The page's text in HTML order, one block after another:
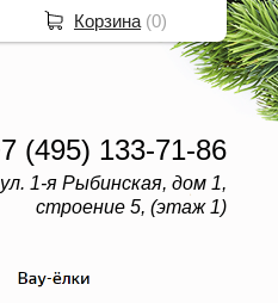
(495) 133-71-86
1-я Рыбинская, дом 1,
строение 5, (этаж 1)
Корзина (0)